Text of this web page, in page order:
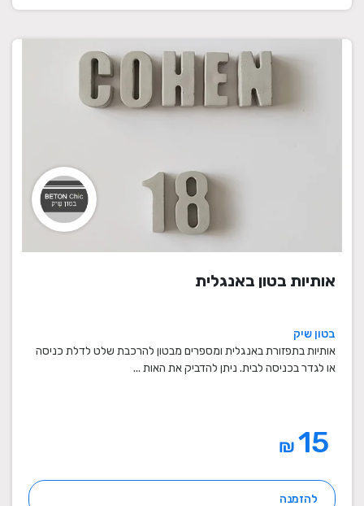
אותיות בטון באנגלית
בטון שיק
אותיות בתפזורת באנגלית ומספרים מבטון להרכבת שלט לדלת כניסה
או לגדר בכניסה לבית. ניתן להדביק את האות ...
₪
להזמנה